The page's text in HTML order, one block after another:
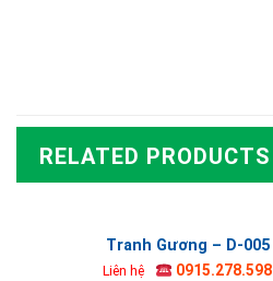
RELATED PRODUCTS
Tranh Gương – D-005
Liên hệ 0915.278.598